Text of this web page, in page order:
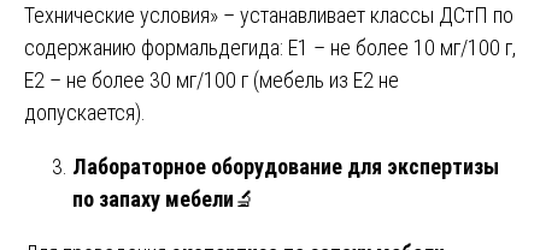
Технические условия» – устанавливает классы ДСтП по
содержанию формальдегида: E1 – не более 10 мг/100 г,
E2 – не более 30 мг/100 г (мебель из E2 не
допускается).
Лабораторное оборудование для экспертизы
по запаху мебели🔬